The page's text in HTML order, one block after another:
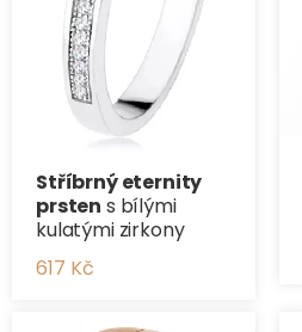
Stříbrný eternity
prsten s bílými
kulatými zirkony
617 Kč